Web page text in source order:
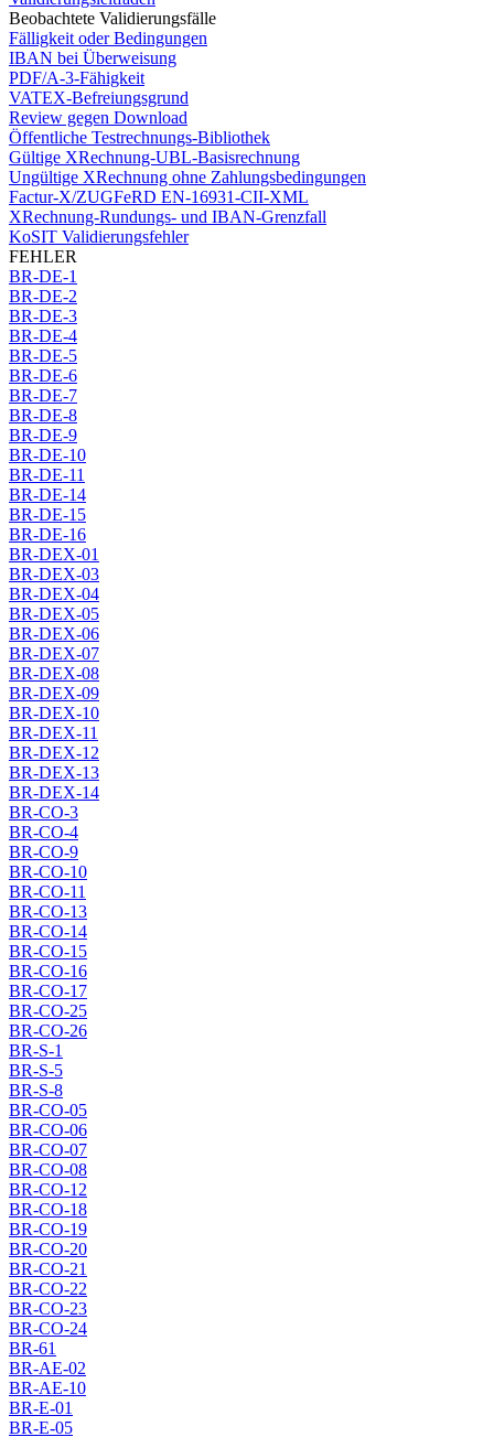
Beobachtete Validierungsfälle
Fälligkeit oder Bedingungen
IBAN bei Überweisung
PDF/A-3-Fähigkeit
VATEX-Befreiungsgrund
Review gegen Download
Öffentliche Testrechnungs-Bibliothek
Gültige XRechnung-UBL-Basisrechnung
Ungültige XRechnung ohne Zahlungsbedingungen
Factur-X/ZUGFeRD EN-16931-CII-XML
XRechnung-Rundungs- und IBAN-Grenzfall
KoSIT Validierungsfehler
FEHLER
BR-DE-1
BR-DE-2
BR-DE-3
BR-DE-4
BR-DE-5
BR-DE-6
BR-DE-7
BR-DE-8
BR-DE-9
BR-DE-10
BR-DE-11
BR-DE-14
BR-DE-15
BR-DE-16
BR-DEX-01
BR-DEX-03
BR-DEX-04
BR-DEX-05
BR-DEX-06
BR-DEX-07
BR-DEX-08
BR-DEX-09
BR-DEX-10
BR-DEX-11
BR-DEX-12
BR-DEX-13
BR-DEX-14
BR-CO-3
BR-CO-4
BR-CO-9
BR-CO-10
BR-CO-11
BR-CO-13
BR-CO-14
BR-CO-15
BR-CO-16
BR-CO-17
BR-CO-25
BR-CO-26
BR-S-1
BR-S-5
BR-S-8
BR-CO-05
BR-CO-06
BR-CO-07
BR-CO-08
BR-CO-12
BR-CO-18
BR-CO-19
BR-CO-20
BR-CO-21
BR-CO-22
BR-CO-23
BR-CO-24
BR-61
BR-AE-02
BR-AE-10
BR-E-01
BR-E-05